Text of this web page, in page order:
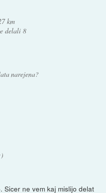
km
delali 8
narejena?
Sicer ne vem kaj mislijo delat